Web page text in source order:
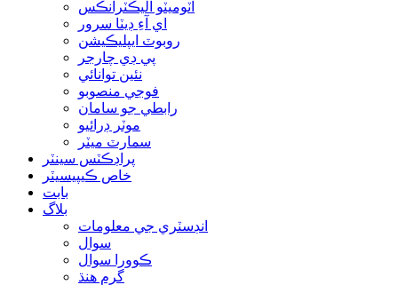
آٽوميٽو اليڪٽرانڪس
اي آءِ ڊيٽا سرور
روبوٽ ايپليڪيشن
پي ڊي چارجر
نئين توانائي
فوجي منصوبو
رابطي جو سامان
موٽر ڊرائيو
سمارٽ ميٽر
پراڊڪٽس سينٽر
خاص ڪيپيسيٽر
بابت
بلاگ
انڊسٽري جي معلومات
سوال
ڪوورا سوال
گرم هنڌ